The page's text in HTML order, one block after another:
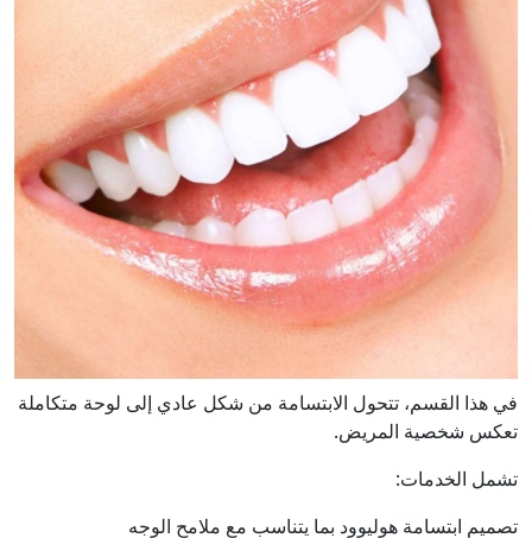
في هذا القسم، تتحول الابتسامة من شكل عادي إلى لوحة متكاملة
تعكس شخصية المريض.
تشمل الخدمات:
تصميم ابتسامة هوليوود بما يتناسب مع ملامح الوجه